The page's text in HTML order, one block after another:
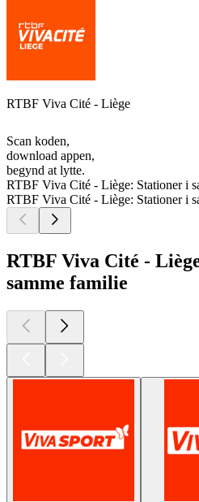
RTBF Viva Cité - Liège
Scan koden,
download appen,
begynd at lytte.
RTBF Viva Cité - Liège: Stationer i
RTBF Viva Cité - Liège: Stationer i
RTBF Viva Cité -
samme familie